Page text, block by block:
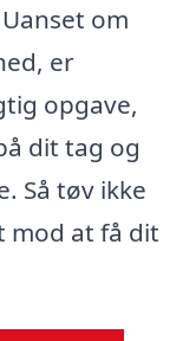
om
er
opgave,
dit tag og
Så tøv ikke
mod at få dit